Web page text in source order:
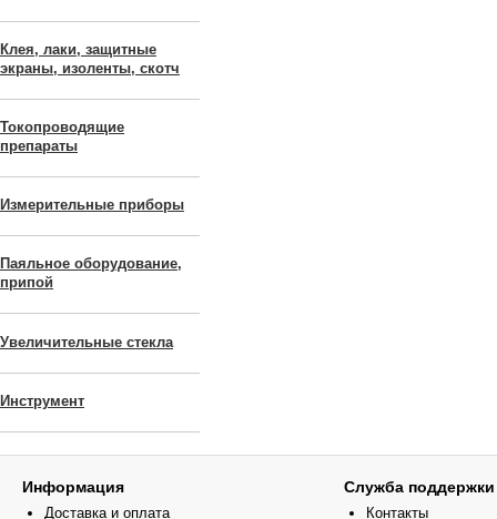
Клея, лаки, защитные
экраны, изоленты, скотч
Токопроводящие
препараты
Измерительные приборы
Паяльное оборудование,
припой
Увеличительные стекла
Инструмент
Информация
Доставка и оплата
Служба поддержки
Контакты